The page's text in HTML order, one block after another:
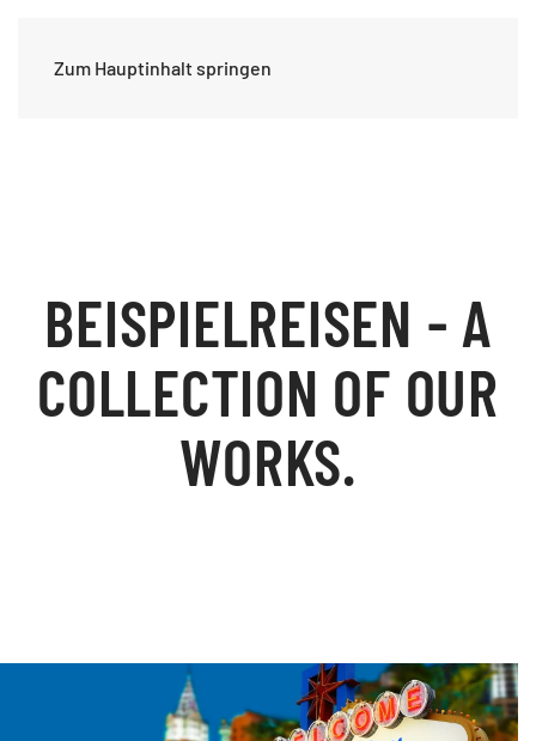
Zum Hauptinhalt springen
BEISPIELREISEN - A
COLLECTION OF OUR
WORKS.